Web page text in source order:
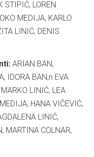
STIPIĆ, LOREN
MEDIJA, KARLO
LINIĆ, DENIS
ARIAN BAN,
IDORA BAN,n EVA
LINIĆ, LEA
HANA VIČEVIĆ,
LINIĆ,
MARTINA COLNAR,